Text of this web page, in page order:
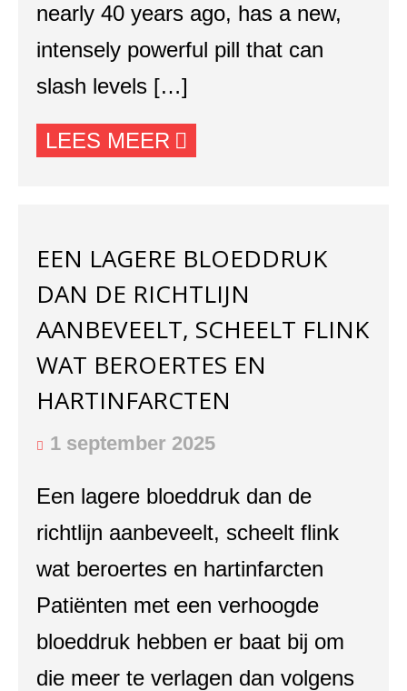
nearly 40 years ago, has a new,
intensely powerful pill that can
slash levels […]
LEES MEER
EEN LAGERE BLOEDDRUK
DAN DE RICHTLIJN
AANBEVEELT, SCHEELT FLINK
WAT BEROERTES EN
HARTINFARCTEN
1 september 2025
Een lagere bloeddruk dan de
richtlijn aanbeveelt, scheelt flink
wat beroertes en hartinfarcten
Patiënten met een verhoogde
bloeddruk hebben er baat bij om
die meer te verlagen dan volgens